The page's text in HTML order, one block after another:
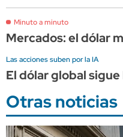
Minuto a minuto
Mercados: el dólar
Las acciones suben por la IA
El dólar global
Otras noticias